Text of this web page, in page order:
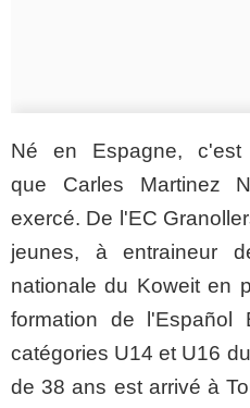
Né en Espagne,
que Carles Martinez
exercé. De l'EC
jeunes, à entraineur
nationale du Koweit en
formation de l'Español
catégories U14 et U16
de 38 ans est arrivé à